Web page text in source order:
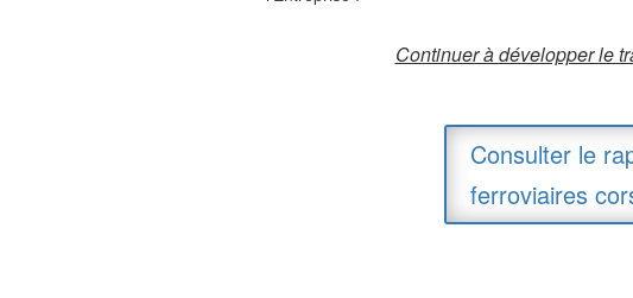
Continuer à développer le
Consulter le
ferroviaires